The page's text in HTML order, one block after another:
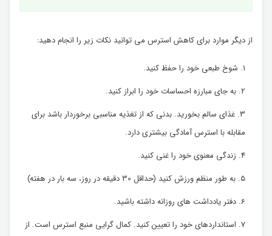
از دیگر موارد برای کاهش استرس می توانید نکات زیر را انجام دهید:
شوخ طبعی خود را حفظ کنید.
به جای مبارزه احساسات خود را ابراز کنید.
غذای سالم بخورید. بدني كه از تغذيه مناسبي برخوردار باشد براي
مقابله با استرس آمادگي بيشتري دارد.
زندگی معنوی خود را غنی کنید.
به طور منظم ورزش کنید (حداقل 30 دقیقه در روز، سه بار در هفته)
دفتر یادداشت های روزانه داشته باشید.
استانداردهای خود را تعیین کنید. کمال گرایی منبع استرس است. از